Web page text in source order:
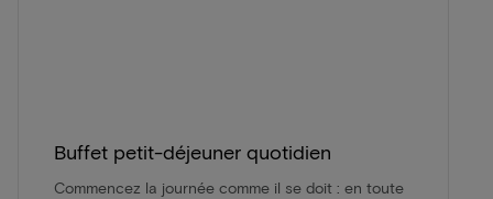
Buffet petit-déjeuner quotidien
Commencez la journée comme il se doit : en toute